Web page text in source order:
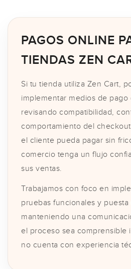
PAGOS ONLINE
TIENDAS ZEN
Si tu tienda utiliza Zen Cart,
implementar medios de
revisando compatibilidad,
comportamiento del
el cliente pueda pagar sin
comercio tenga un flujo
sus ventas.
Trabajamos con foco en
pruebas funcionales y puesta
manteniendo una
el proceso sea comprensible
no cuenta con experiencia